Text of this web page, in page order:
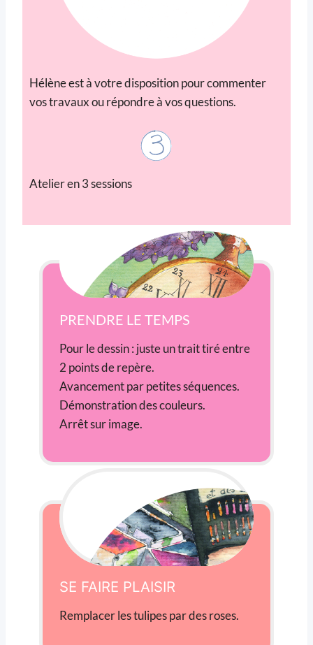
Hélène est à votre disposition pour commenter
vos travaux ou répondre à vos questions.
Atelier en 3 sessions
PRENDRE LE TEMPS
Pour le dessin : juste un trait tiré entre
2 points de repère.
Avancement par petites séquences.
Démonstration des couleurs.
Arrêt sur image.
SE FAIRE PLAISIR
Remplacer les tulipes par des roses.